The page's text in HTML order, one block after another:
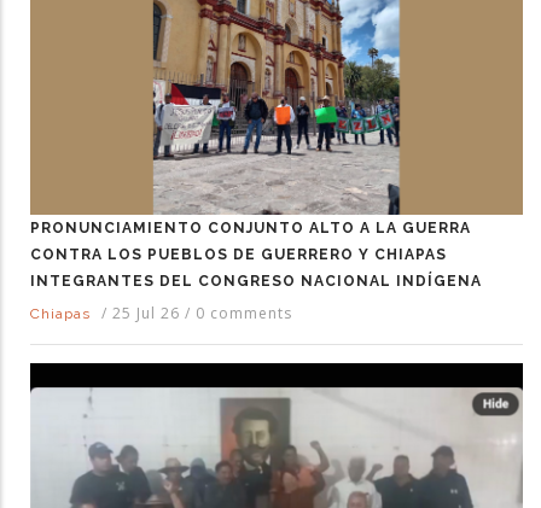
PRONUNCIAMIENTO CONJUNTO ALTO A LA GUERRA
CONTRA LOS PUEBLOS DE GUERRERO Y CHIAPAS
INTEGRANTES DEL CONGRESO NACIONAL INDÍGENA
Chiapas
/ 25 Jul 26 / 0 comments